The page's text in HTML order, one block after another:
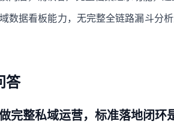
数据看板能力，无完整全链路漏斗分
答
完整私域运营，标准落地闭环